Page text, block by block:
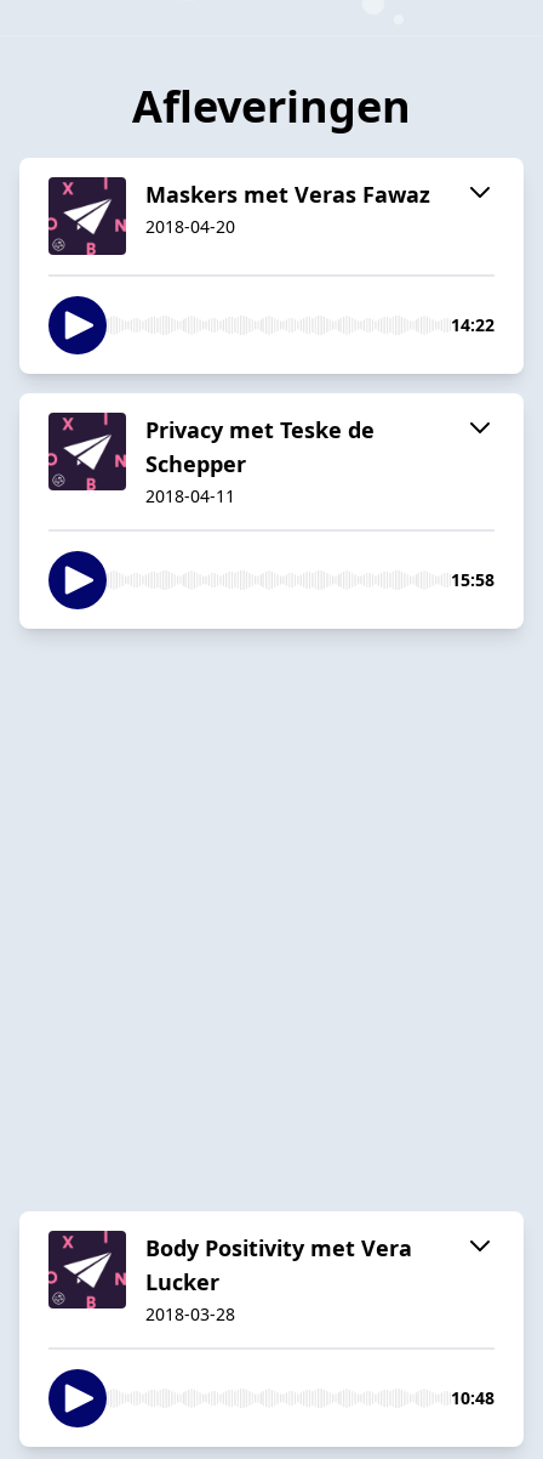
Afleveringen
Maskers met Veras Fawaz
2018-04-20
14:22
Privacy met Teske de
Schepper
2018-04-11
15:58
Body Positivity met Vera
Lucker
2018-03-28
10:48